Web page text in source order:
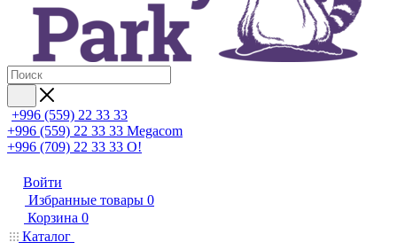
+996 (559) 22 33 33
+996 (559) 22 33 33 Megacom
+996 (709) 22 33 33 O!
Войти
Избранные товары 0
Корзина 0
Каталог